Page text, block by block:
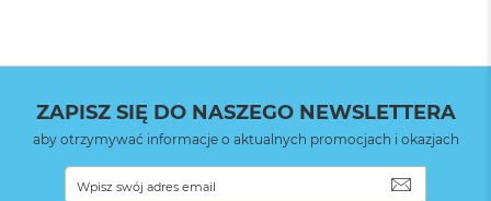
ZAPISZ SIĘ DO NASZEGO NEWSLETTERA
aby otrzymywać informacje o aktualnych promocjach i okazjach